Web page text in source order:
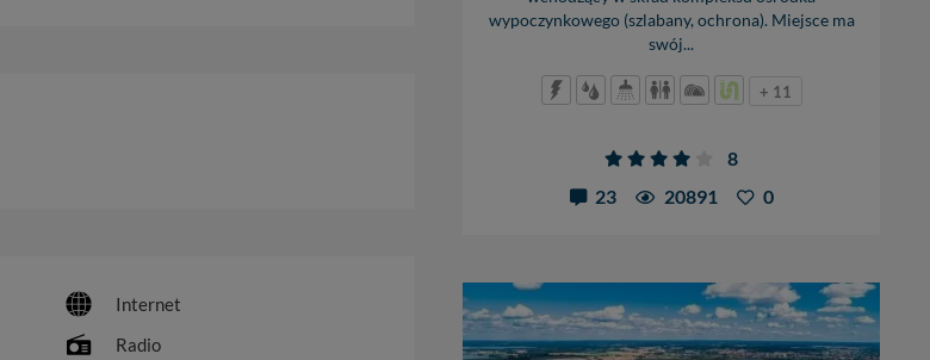
Internet
Radio
wypoczynkowego (szlabany, ochrona). Miejsce ma
swój...
+ 11
8
23
20891 0